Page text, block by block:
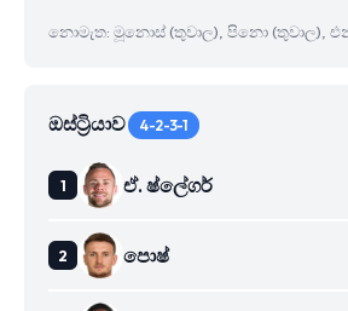
නොමැත: මූනොස් (තුවාල), පිනො (තුවාල),
ඔස්ට්‍රියාව 4-2-3-1
ඒ. ෂ්ලේගර්
පොෂ්